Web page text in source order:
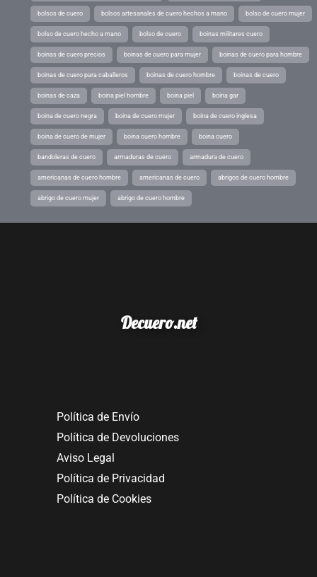
bolsos de cuero bolsos artesanales de cuero hechos a mano bolso de cuero mujer
bolso de cuero hecho a mano bolso de cuero boinas militares cuero
boinas de cuero precios boinas de cuero para mujer boinas de cuero para hombre
boinas de cuero para caballeros boinas de cuero hombre boinas de cuero
boinas de caza boina piel hombre boina piel boina gar
boina de cuero negra boina de cuero mujer boina de cuero inglesa
boina de cuero de mujer boina cuero hombre boina cuero
bandoleras de cuero armaduras de cuero armadura de cuero
americanas de cuero hombre americanas de cuero abrigos de cuero hombre
abrigo de cuero mujer abrigo de cuero hombre
Decuero.net
Política de Envío
Política de Devoluciones
Aviso Legal
Política de Privacidad
Política de Cookies